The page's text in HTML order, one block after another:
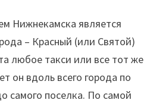
Нижнекамска является
– Красный (или Святой)
любое такси или все тот же
он вдоль всего города по
самого поселка. По самой